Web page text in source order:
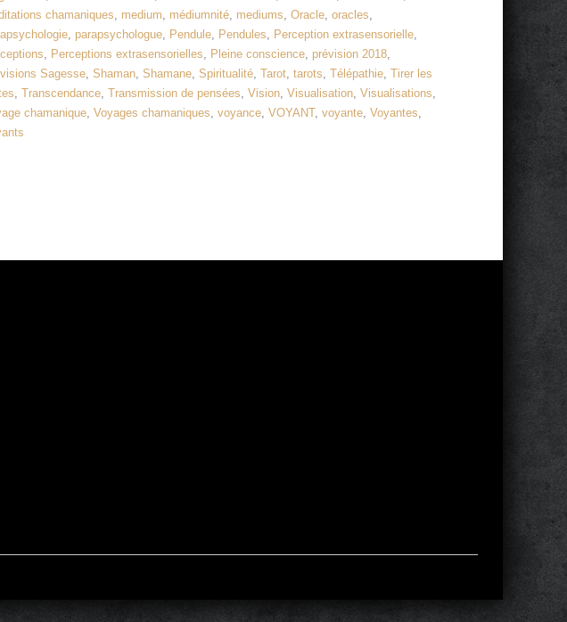
chamaniques, medium, médiumnité, mediums,Oracle,oracles,
, parapsychologue, Pendule, Pendules, Perception extrasensorielle,
, Perceptions extrasensorielles, Pleine conscience, prévision 2018,
Sagesse,Shaman,Shamane,Spiritualité,Tarot,tarots,Télépathie,Tirer les
,Transcendance,Transmission de pensées,Vision,Visualisation,Visualisations,
chamanique,Voyages chamaniques,voyance,VOYANT,voyante,Voyantes,